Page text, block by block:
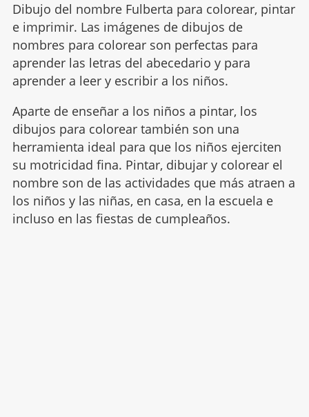
Dibujo del nombre Fulberta para colorear, pintar
e imprimir. Las imágenes de dibujos de
nombres para colorear son perfectas para
aprender las letras del abecedario y para
aprender a leer y escribir a los niños.
Aparte de enseñar a los niños a pintar, los
dibujos para colorear también son una
herramienta ideal para que los niños ejerciten
su motricidad fina. Pintar, dibujar y colorear el
nombre son de las actividades que más atraen a
los niños y las niñas, en casa, en la escuela e
incluso en las fiestas de cumpleaños.